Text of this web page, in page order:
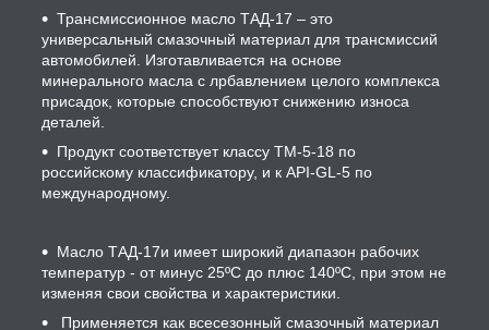
Трансмиссионное масло ТАД-17 – это
универсальный смазочный материал для трансмиссий
автомобилей. Изготавливается на основе
минерального масла с лрбавлением целого комплекса
присадок, которые способствуют снижению износа
деталей.
Продукт соответствует классу ТМ-5-18 по
российскому классификатору, и к API-GL-5 по
международному.
Масло ТАД-17и имеет широкий диапазон рабочих
температур - от минус 25ºС до плюс 140ºС, при этом не
изменяя свои свойства и характеристики.
Применяется как всесезонный смазочный материал